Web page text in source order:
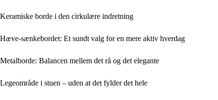
Keramiske borde i den cirkulære indretning
Hæve-sænkebordet: Et sundt valg for en mere aktiv hverdag
Metalborde: Balancen mellem det rå og det elegante
Legeområde i stuen – uden at det fylder det hele